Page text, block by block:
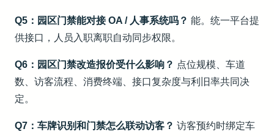
Q5：园区门禁能对接 OA / 人事系统吗？ 能。统一平台提
供接口，人员入职离职自动同步权限。
Q6：园区门禁改造报价受什么影响？ 点位规模、车道
数、访客流程、消费终端、接口复杂度与利旧率共同决
定。
Q7：车牌识别和门禁怎么联动访客？ 访客预约时绑定车